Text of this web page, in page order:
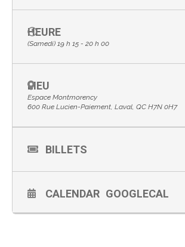
HEURE
(Samedi) 19 h 15 - 20 h 00
LIEU
Espace Montmorency
600 Rue Lucien-Paiement, Laval, QC H7N 0H7
BILLETS
CALENDAR GOOGLECAL